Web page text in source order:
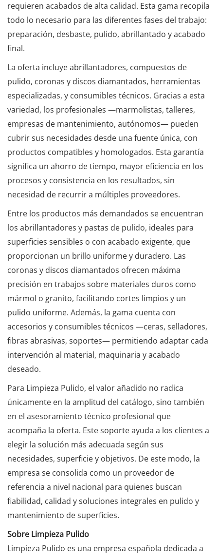
requieren acabados de alta calidad. Esta gama recopila
todo lo necesario para las diferentes fases del trabajo:
preparación, desbaste, pulido, abrillantado y acabado
final.
La oferta incluye abrillantadores, compuestos de
pulido, coronas y discos diamantados, herramientas
especializadas, y consumibles técnicos. Gracias a esta
variedad, los profesionales —marmolistas, talleres,
empresas de mantenimiento, autónomos— pueden
cubrir sus necesidades desde una fuente única, con
productos compatibles y homologados. Esta garantía
significa un ahorro de tiempo, mayor eficiencia en los
procesos y consistencia en los resultados, sin
necesidad de recurrir a múltiples proveedores.
Entre los productos más demandados se encuentran
los abrillantadores y pastas de pulido, ideales para
superficies sensibles o con acabado exigente, que
proporcionan un brillo uniforme y duradero. Las
coronas y discos diamantados ofrecen máxima
precisión en trabajos sobre materiales duros como
mármol o granito, facilitando cortes limpios y un
pulido uniforme. Además, la gama cuenta con
accesorios y consumibles técnicos —ceras, selladores,
fibras abrasivas, soportes— permitiendo adaptar cada
intervención al material, maquinaria y acabado
deseado.
Para Limpieza Pulido, el valor añadido no radica
únicamente en la amplitud del catálogo, sino también
en el asesoramiento técnico profesional que
acompaña la oferta. Este soporte ayuda a los clientes a
elegir la solución más adecuada según sus
necesidades, superficie y objetivos. De este modo, la
empresa se consolida como un proveedor de
referencia a nivel nacional para quienes buscan
fiabilidad, calidad y soluciones integrales en pulido y
mantenimiento de superficies.
Sobre Limpieza Pulido
Limpieza Pulido es una empresa española dedicada a